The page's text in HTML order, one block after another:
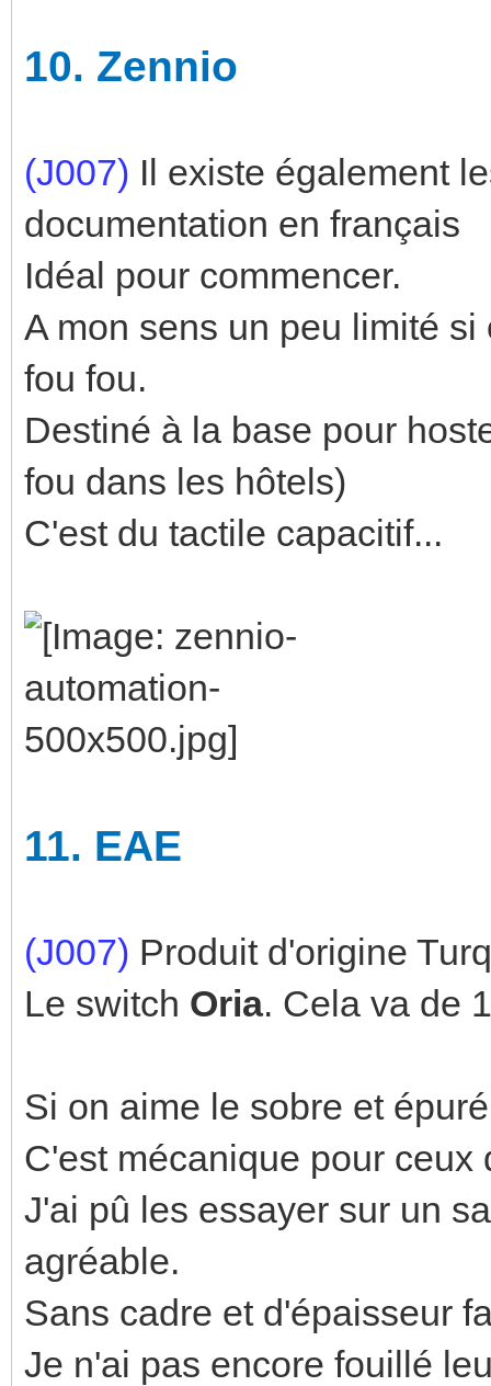
10. Zennio
(J007) Il existe également
documentation en français
Idéal pour commencer.
A mon sens un peu limité
fou fou.
Destiné à la base pour
fou dans les hôtels)
C'est du tactile capacitif...
11. EAE
(J007) Produit d'origine
Le switch Oria. Cela va de
Si on aime le sobre et
C'est mécanique pour
J'ai pû les essayer sur un
agréable.
Sans cadre et d'épaisseur
Je n'ai pas encore fouillé